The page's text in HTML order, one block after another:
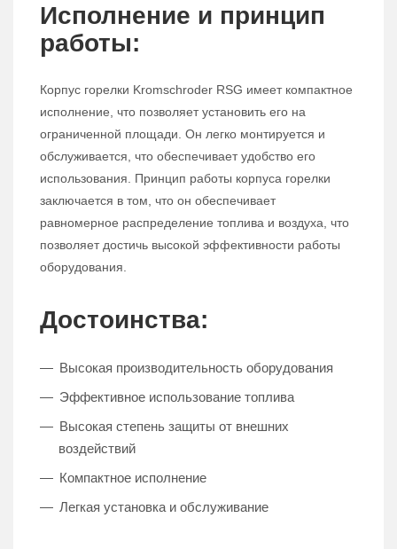
Исполнение и принцип
работы:
Корпус горелки Kromschroder RSG имеет компактное
исполнение, что позволяет установить его на
ограниченной площади. Он легко монтируется и
обслуживается, что обеспечивает удобство его
использования. Принцип работы корпуса горелки
заключается в том, что он обеспечивает
равномерное распределение топлива и воздуха, что
позволяет достичь высокой эффективности работы
оборудования.
Достоинства:
Высокая производительность оборудования
Эффективное использование топлива
Высокая степень защиты от внешних
воздействий
Компактное исполнение
Легкая установка и обслуживание